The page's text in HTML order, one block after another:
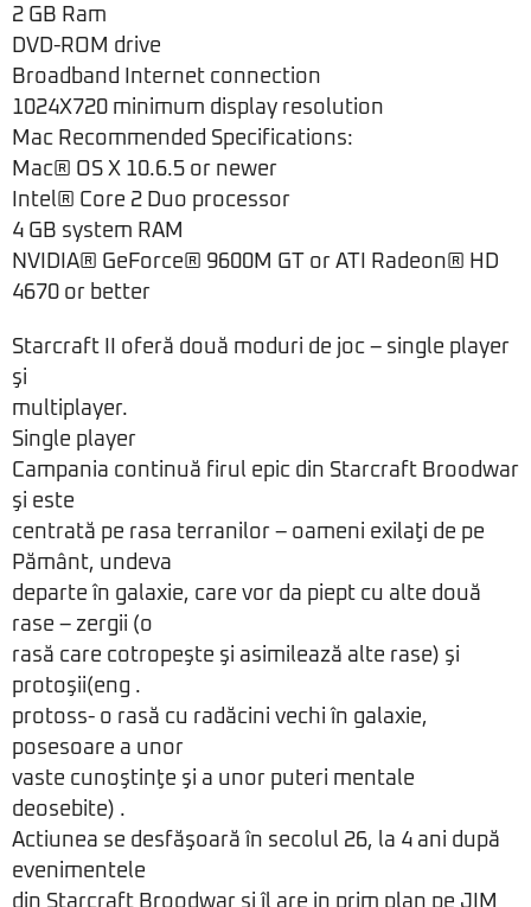
2 GB Ram
DVD-ROM drive
Broadband Internet connection
1024X720 minimum display resolution
Mac Recommended Specifications:
Mac® OS X 10.6.5 or newer
Intel® Core 2 Duo processor
4 GB system RAM
NVIDIA® GeForce® 9600M GT or ATI Radeon® HD
4670 or better
Starcraft II oferă două moduri de joc – single player
şi
multiplayer.
Single player
Campania continuă firul epic din Starcraft Broodwar
şi este
centrată pe rasa terranilor – oameni exilaţi de pe
Pământ, undeva
departe în galaxie, care vor da piept cu alte două
rase – zergii (o
rasă care cotropeşte şi asimilează alte rase) şi
protoşii(eng .
protoss- o rasă cu radăcini vechi în galaxie,
posesoare a unor
vaste cunoştinţe şi a unor puteri mentale
deosebite) .
Actiunea se desfăşoară în secolul 26, la 4 ani după
evenimentele